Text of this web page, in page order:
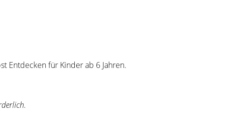
Entdecken für Kinder ab 6 Jahren.